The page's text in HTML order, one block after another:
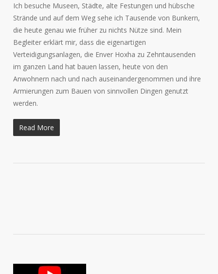
Ich besuche Museen, Städte, alte Festungen und hübsche
Strände und auf dem Weg sehe ich Tausende von Bunkern,
die heute genau wie früher zu nichts Nütze sind. Mein
Begleiter erklärt mir, dass die eigenartigen
Verteidigungsanlagen, die Enver Hoxha zu Zehntausenden
im ganzen Land hat bauen lassen, heute von den
Anwohnern nach und nach auseinandergenommen und ihre
Armierungen zum Bauen von sinnvollen Dingen genutzt
werden.
Read More